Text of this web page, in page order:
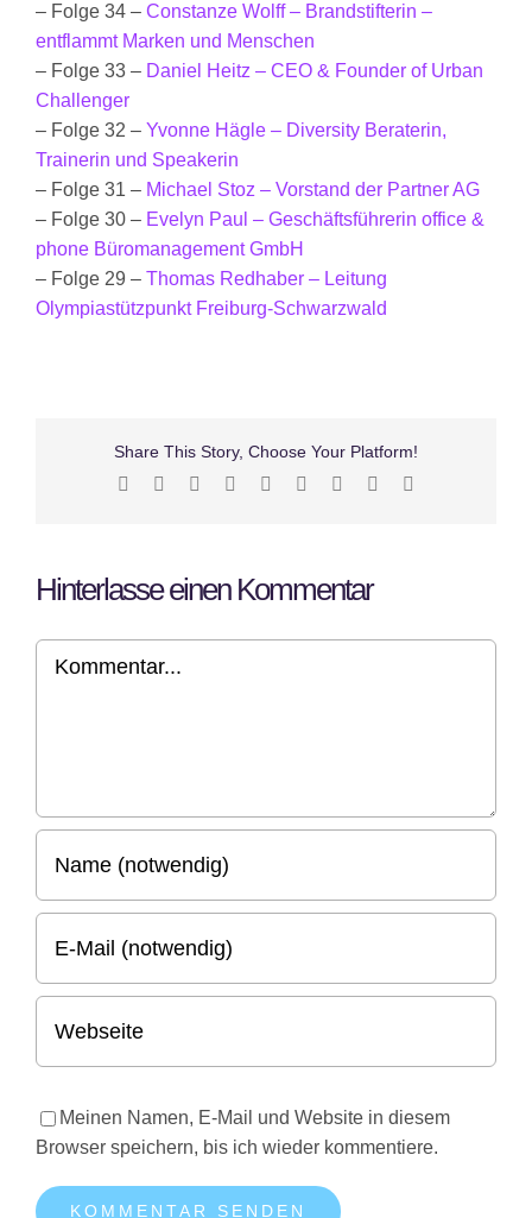
– Folge 34 – Constanze Wolff – Brandstifterin –
entflammt Marken und Menschen
– Folge 33 – Daniel Heitz – CEO & Founder of Urban
Challenger
– Folge 32 – Yvonne Hägle – Diversity Beraterin,
Trainerin und Speakerin
– Folge 31 – Michael Stoz – Vorstand der Partner AG
– Folge 30 – Evelyn Paul – Geschäftsführerin office &
phone Büromanagement GmbH
– Folge 29 – Thomas Redhaber – Leitung
Olympiastützpunkt Freiburg-Schwarzwald
Share This Story, Choose Your Platform!
Facebook Reddit LinkedInWhatsApp
TumblrPinterest
Hinterlasse einen Kommentar
Meinen Namen, E-Mail und Website in diesem
Browser speichern, bis ich wieder kommentiere.